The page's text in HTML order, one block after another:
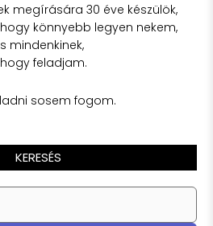
megírására 30 éve készülök,
könnyebb legyen nekem,
mindenkinek,
feladjam.
sosem fogom.
KERESÉS